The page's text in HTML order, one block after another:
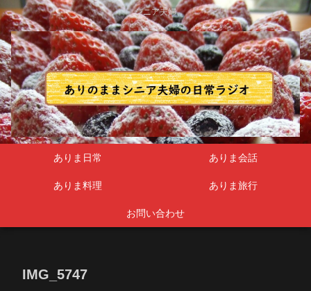
シニア夫婦
ありま日常 ありま会話
ありま料理 ありま旅行
お問い合わせ
IMG_5747